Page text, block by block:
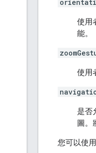
使用
能。
使用
是否
圖。
您可以使用